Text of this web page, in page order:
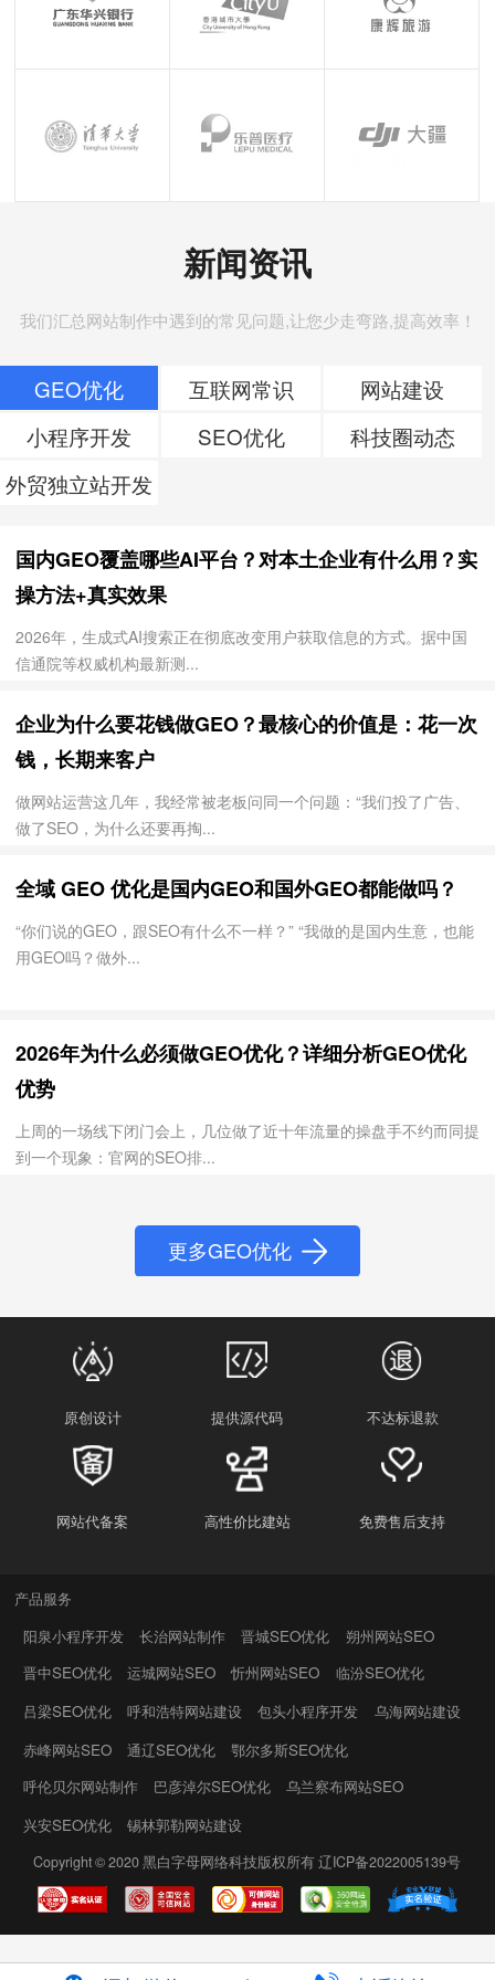
新闻资讯
我们汇总网站制作中遇到的常见问题,让您少走弯路,提高效率！
GEO优化 互联网常识
网站建设
小程序开发
SEO优化
科技圈动态
外贸独立站开发
国内GEO覆盖哪些AI平台？对本土企业有什么用？实
操方法+真实效果
2026年，生成式AI搜索正在彻底改变用户获取信息的方式。据中国
信通院等权威机构最新测...
企业为什么要花钱做GEO？最核心的价值是：花一次
钱，长期来客户
做网站运营这几年，我经常被老板问同一个问题：“我们投了广告、
做了SEO，为什么还要再掏...
全域 GEO 优化是国内GEO和国外GEO都能做吗？
“你们说的GEO，跟SEO有什么不一样？” “我做的是国内生意，也能
用GEO吗？做外...
2026年为什么必须做GEO优化？详细分析GEO优化
优势
上周的一场线下闭门会上，几位做了近十年流量的操盘手不约而同提
到一个现象：官网的SEO排...
更多GEO优化
原创设计 提供源代码 不达标退款
网站代备案 高性价比建站 免费售后支持
产品服务
阳泉小程序开发
长治网站制作 晋城SEO优化
朔州网站SEO
晋中SEO优化
运城网站SEO 忻州网站SEO
临汾SEO优化
吕梁SEO优化
呼和浩特网站建设 包头小程序开发
乌海网站建设
赤峰网站SEO
通辽SEO优化
鄂尔多斯SEO优化
呼伦贝尔网站制作
巴彦淖尔SEO优化
乌兰察布网站SEO
兴安SEO优化
锡林郭勒网站建设
Copyright © 2020黑白字母网络科技版权所有辽ICP备2022005139号